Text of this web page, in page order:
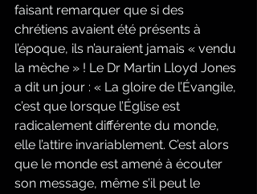
faisant remarquer que si des
chrétiens avaient été présents à
l’époque, ils n’auraient jamais « vendu
la mèche » ! Le Dr Martin Lloyd Jones
a dit un jour : « La gloire de l’Évangile,
c’est que lorsque l’Église est
radicalement différente du monde,
elle l’attire invariablement. C’est alors
que le monde est amené à écouter
son message, même s’il peut le